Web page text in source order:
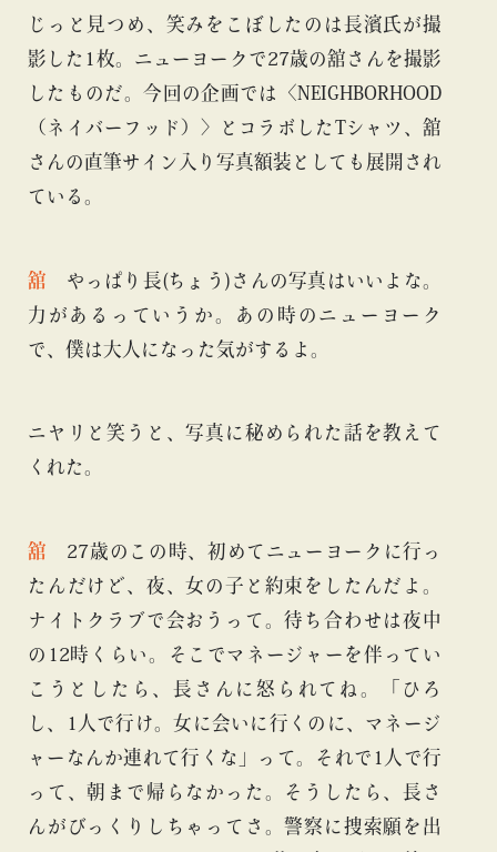
じっと見つめ、笑みをこぼしたのは長濱氏が撮
影した1枚。ニューヨークで27歳の舘さんを撮影
したものだ。今回の企画では〈NEIGHBORHOOD
（ネイバーフッド）〉とコラボしたTシャツ、舘
さんの直筆サイン入り写真額装としても展開され
ている。
舘 やっぱり長(ちょう)さんの写真はいいよな。
力があるっていうか。あの時のニューヨーク
で、僕は大人になった気がするよ。
ニヤリと笑うと、写真に秘められた話を教えて
くれた。
舘 27歳のこの時、初めてニューヨークに行っ
たんだけど、夜、女の子と約束をしたんだよ。
ナイトクラブで会おう って。待ち合わせは夜中
の12時くらい。そこでマネージャーを伴ってい
こうとしたら、長さんに怒られてね。「ひろ
し、1人で行け。女に会いに行くのに、マネージ
ャーなんか連れて行くな」って。それで1人で行
って、朝まで帰らなかった。そうしたら、長さ
んがびっくりしちゃってさ。警察に捜索願を出